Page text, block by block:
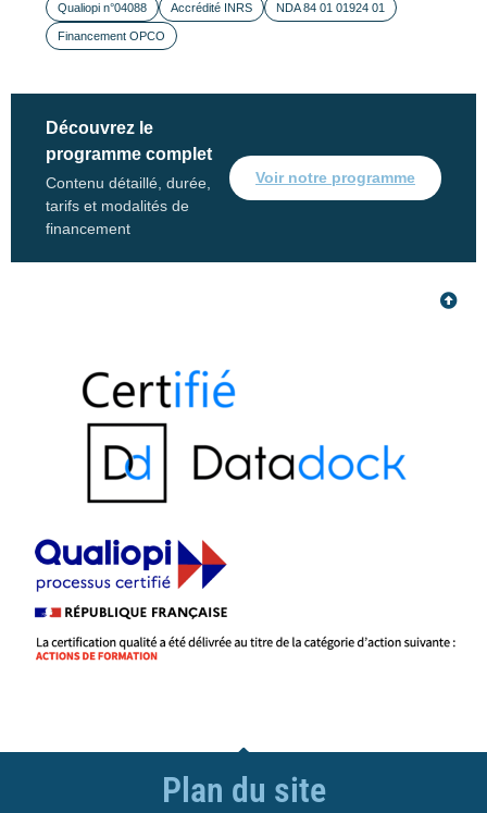
Qualiopi n°04088 Accrédité INRS NDA 84 01 01924 01
Financement OPCO
Découvrez le
programme complet
Contenu détaillé, durée,
tarifs et modalités de
financement
Voir notre programme
Plan du site